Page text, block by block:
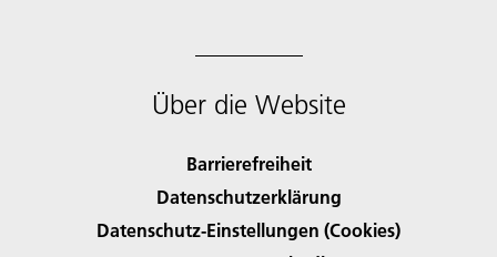
Über die Website
Barrierefreiheit
Datenschutzerklärung
Datenschutz-Einstellungen (Cookies)